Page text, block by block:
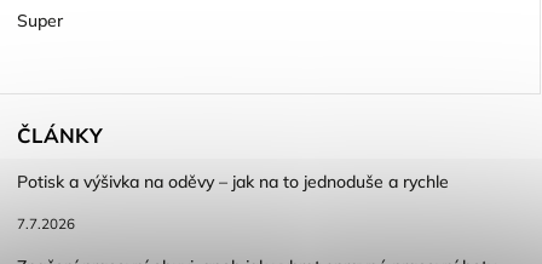
Super
ČLÁNKY
Potisk a výšivka na oděvy – jak na to jednoduše a rychle
7.7.2026